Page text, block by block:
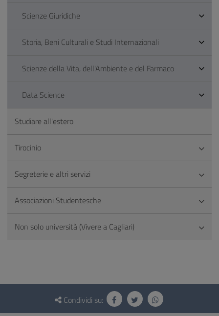
Scienze Giuridiche
Storia, Beni Culturali e Studi Internazionali
Scienze della Vita, dell'Ambiente e del Farmaco
Data Science
Studiare all'estero
Tirocinio
Segreterie e altri servizi
Associazioni Studentesche
Non solo università (Vivere a Cagliari)
Questionario
Condividi su: